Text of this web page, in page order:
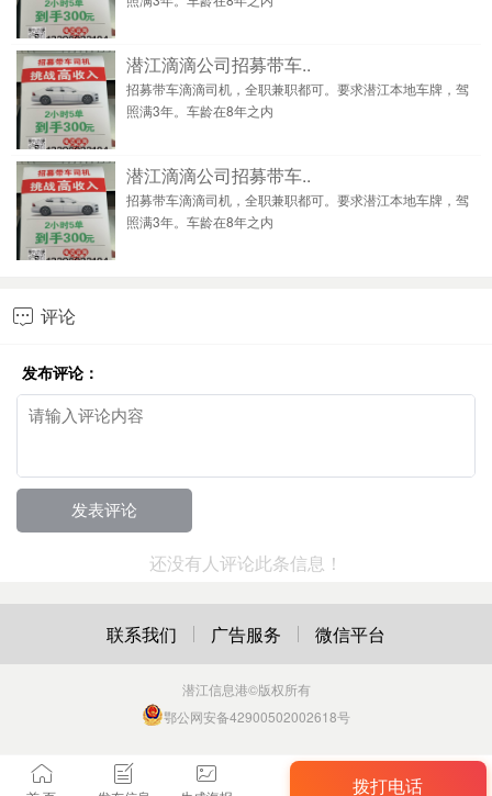
潜江滴滴公司招募带车..
招募带车滴滴司机，全职兼职都可。要求潜江本地车牌，驾
照满3年。车龄在8年之内
潜江滴滴公司招募带车..
招募带车滴滴司机，全职兼职都可。要求潜江本地车牌，驾
照满3年。车龄在8年之内
 评论
发布评论：
还没有人评论此条信息！
拨打电话
联系我们 广告服务 微信平台
潜江信息港©版权所有
鄂公网安备42900502002618号